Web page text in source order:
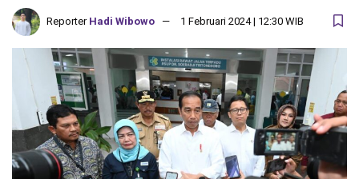
Reporter Hadi Wibowo 1 Februari 2024 | 12:30 WIB